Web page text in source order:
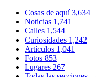
Cosas de aquí3,634
Noticias 1,741
Calles 1,544
Curiosidades 1,242
Artículos 1,041
Fotos 853
Lugares 267